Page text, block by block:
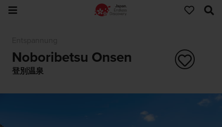
Noboribetsu Onsen
登別温泉